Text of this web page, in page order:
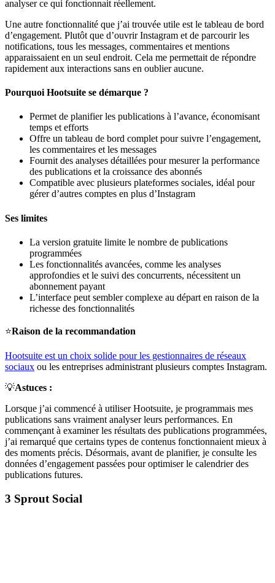
analyser ce qui fonctionnait réellement.
Une autre fonctionnalité que j’ai trouvée utile est le tableau de bord
d’engagement. Plutôt que d’ouvrir Instagram et de parcourir les
notifications, tous les messages, commentaires et mentions
apparaissaient en un seul endroit. Cela me permettait de répondre
rapidement aux interactions sans en oublier aucune.
Pourquoi Hootsuite se démarque ?
Permet de planifier les publications à l’avance, économisant
temps et efforts
Offre un tableau de bord complet pour suivre l’engagement,
les commentaires et les messages
Fournit des analyses détaillées pour mesurer la performance
des publications et la croissance des abonnés
Compatible avec plusieurs plateformes sociales, idéal pour
gérer d’autres comptes en plus d’Instagram
Ses limites
La version gratuite limite le nombre de publications
programmées
Les fonctionnalités avancées, comme les analyses
approfondies et le suivi des concurrents, nécessitent un
abonnement payant
L’interface peut sembler complexe au départ en raison de la
richesse des fonctionnalités
⭐Raison de la recommandation
Hootsuite est un choix solide pour les gestionnaires de réseaux
sociaux ou les entreprises administrant plusieurs comptes Instagram.
💡Astuces :
Lorsque j’ai commencé à utiliser Hootsuite, je programmais mes
publications sans vraiment analyser leurs performances. En
commençant à examiner les résultats des publications programmées,
j’ai remarqué que certains types de contenus fonctionnaient mieux à
des moments précis. Désormais, avant de planifier, je consulte les
données d’engagement passées pour optimiser le calendrier des
publications futures.
3 Sprout Social